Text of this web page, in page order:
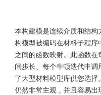
本构建模是连续介质和结
构模型被编码在材料子程
之间的函数映射。此函数
间步长、每个牛顿迭代中
了大型材料模型库供您选
仍然非常主观，并且容易